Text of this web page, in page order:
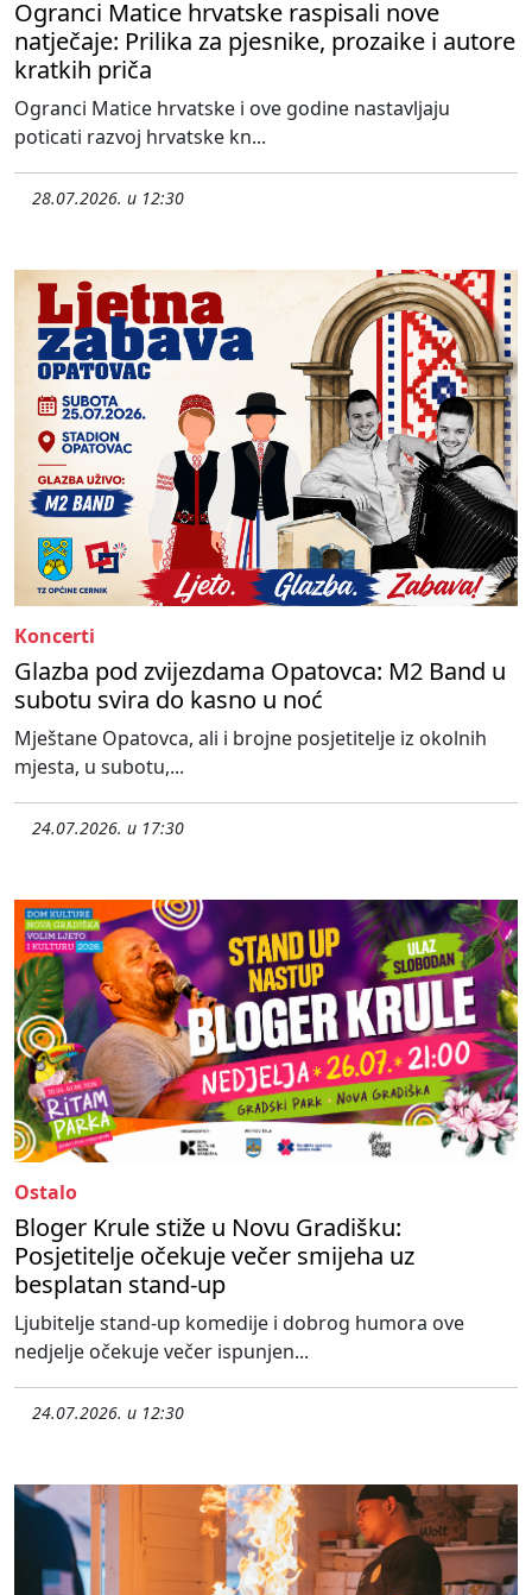
Ogranci Matice hrvatske raspisali nove
natječaje: Prilika za pjesnike, prozaike i autore
kratkih priča
Ogranci Matice hrvatske i ove godine nastavljaju
poticati razvoj hrvatske kn...
28.07.2026. u 12:30
Koncerti
Glazba pod zvijezdama Opatovca: M2 Band u
subotu svira do kasno u noć
Mještane Opatovca, ali i brojne posjetitelje iz okolnih
mjesta, u subotu,...
24.07.2026. u 17:30
Ostalo
Bloger Krule stiže u Novu Gradišku:
Posjetitelje očekuje večer smijeha uz
besplatan stand-up
Ljubitelje stand-up komedije i dobrog humora ove
nedjelje očekuje večer ispunjen...
24.07.2026. u 12:30